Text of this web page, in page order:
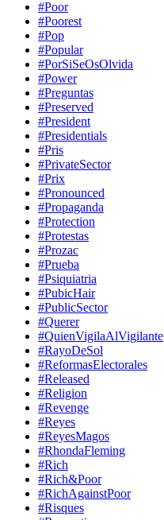
#Poor
#Poorest
#Pop
#Popular
#PorSiSeOsOlvida
#Power
#Preguntas
#Preserved
#President
#Presidentials
#Pris
#PrivateSector
#Prix
#Pronounced
#Propaganda
#Protection
#Protestas
#Prozac
#Prueba
#Psiquiatria
#PubicHair
#PublicSector
#Querer
#QuienVigilaAlVigilante
#RayoDeSol
#ReformasElectorales
#Released
#Religion
#Revenge
#Reyes
#ReyesMagos
#RhondaFleming
#Rich
#Rich&Poor
#RichAgainstPoor
#Risques